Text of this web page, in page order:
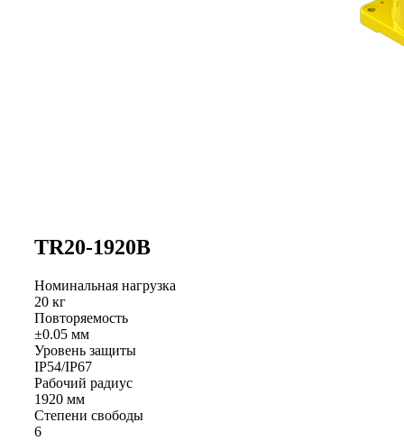
TR20-1920B
Номинальная нагрузка
20 кг
Повторяемость
±0.05 мм
Уровень защиты
IP54/IP67
Рабочий радиус
1920 мм
Степени свободы
6